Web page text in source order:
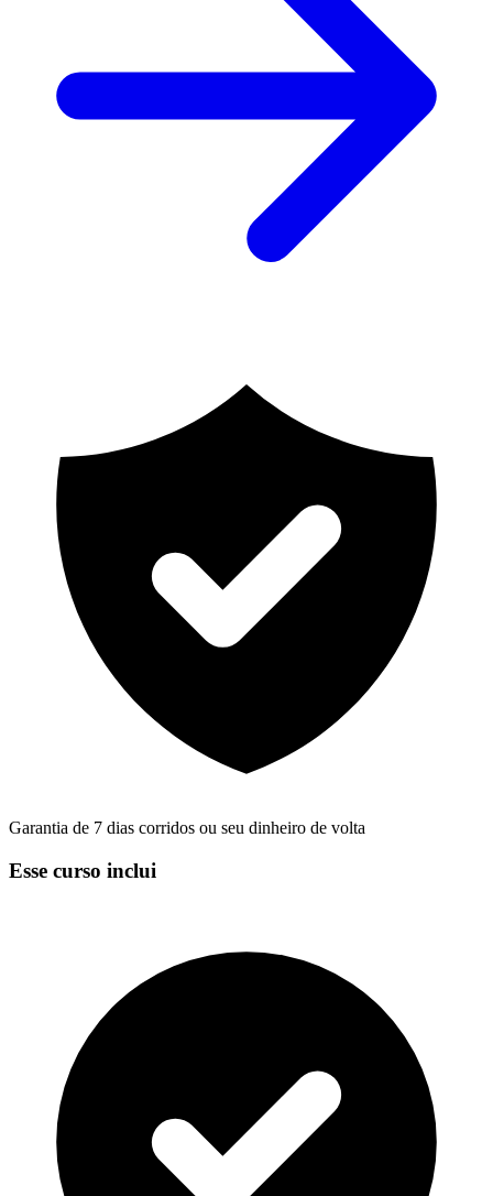
Garantia de 7 dias corridos ou seu dinheiro de volta
Esse curso inclui